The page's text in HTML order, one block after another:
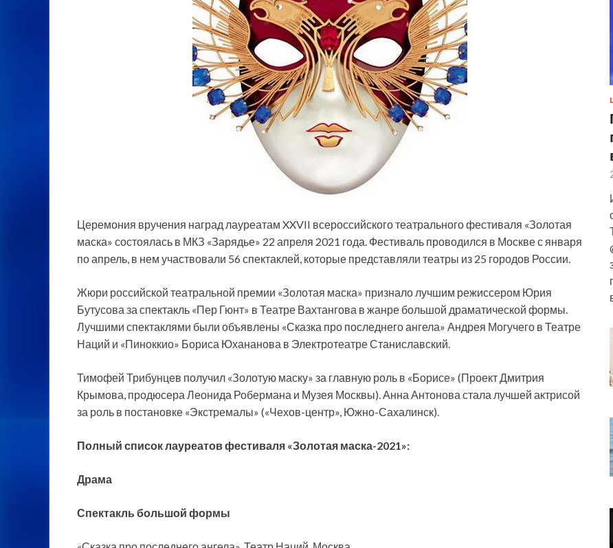
Церемония вручения наград лауреатам XXVII всероссийского театрального фестиваля «Золотая
маска» состоялась в МКЗ «Зарядье» 22 апреля 2021 года. Фестиваль проводился в Москве с января
по апрель, в нем участвовали 56 спектаклей, которые представляли театры из 25 городов России.
Жюри российской театральной премии «Золотая маска» признало лучшим режиссером Юрия
Бутусова за спектакль «Пер Гюнт» в Театре Вахтангова в жанре большой драматической формы.
Лучшими спектаклями были объявлены «Сказка про последнего ангела» Андрея Могучего в Театре
Наций и «Пиноккио» Бориса Юхананова в Электротеатре Станиславский.
Тимофей Трибунцев получил «Золотую маску» за главную роль в «Борисе» (Проект Дмитрия
Крымова, продюсера Леонида Робермана и Музея Москвы). Анна Антонова стала лучшей актрисой
за роль в постановке «Экстремалы» («Чехов-центр», Южно-Сахалинск).
Полный список лауреатов фестиваля «Золотая маска-2021»:
Драма
Спектакль большой формы